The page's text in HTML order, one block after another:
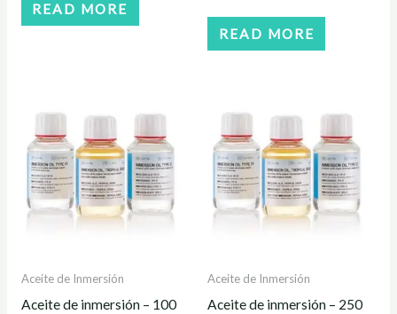
READ MORE
READ MORE
Aceite de Inmersión
Aceite de inmersión – 100
Aceite de Inmersión
Aceite de inmersión – 250